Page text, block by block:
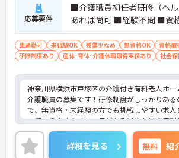
応募要件
■介護職員初任者研修（ヘ
あれば尚可 ■経験不問 ■資
車通勤可 未経験OK 残業少なめ 無資格OK
資格取
研修制度あり
産休･育休･介護休暇取得実績あり 社会
神奈川県横浜市戸塚区の介護付き有料老人ホー
介護職員の募集です！研修制度がしっかりある
で、無資格・未経験の方でも挑戦しやすい求人
っております！また、子ども手当や企業主導型
所もあるので、ご家族のいる方でも安心です♪
味のある方は、面接ポイントをお伝えしますの
お気軽にご連絡ください。
詳細を見る 無料 紹